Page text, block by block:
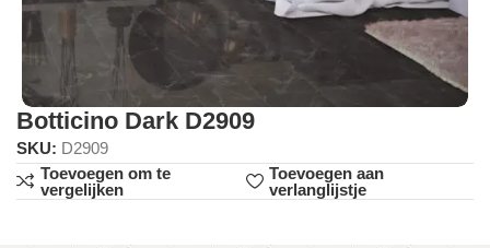
Botticino Dark D2909
SKU: D2909
Toevoegen om te
vergelijken
Toevoegen aan
verlanglijstje